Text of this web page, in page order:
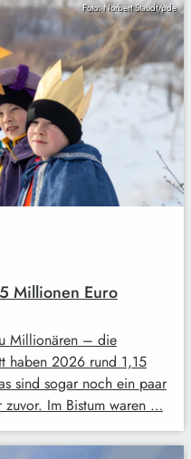
Foto: Norbert Staudt/pde
Millionen Euro
Millionären – die
haben 2026 rund 1,15
sind sogar noch ein paar
zuvor. Im Bistum waren …